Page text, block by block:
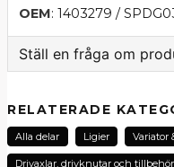
OEM: 1403279 /
Ställ en fråga om
Fråga oss om denna
RELATERADE
Alla delar Ligier Variator
Drivaxlar, drivknutar och tillbehör